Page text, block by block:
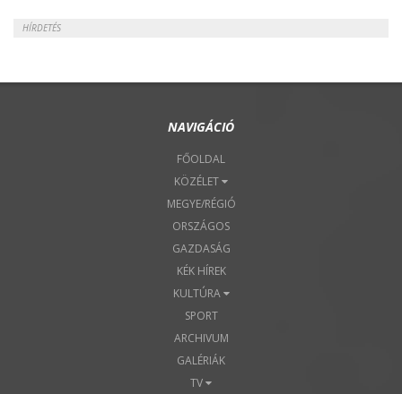
HÍRDETÉS
NAVIGÁCIÓ
FŐOLDAL
KÖZÉLET
MEGYE/RÉGIÓ
ORSZÁGOS
GAZDASÁG
KÉK HÍREK
KULTÚRA
SPORT
ARCHIVUM
GALÉRIÁK
TV